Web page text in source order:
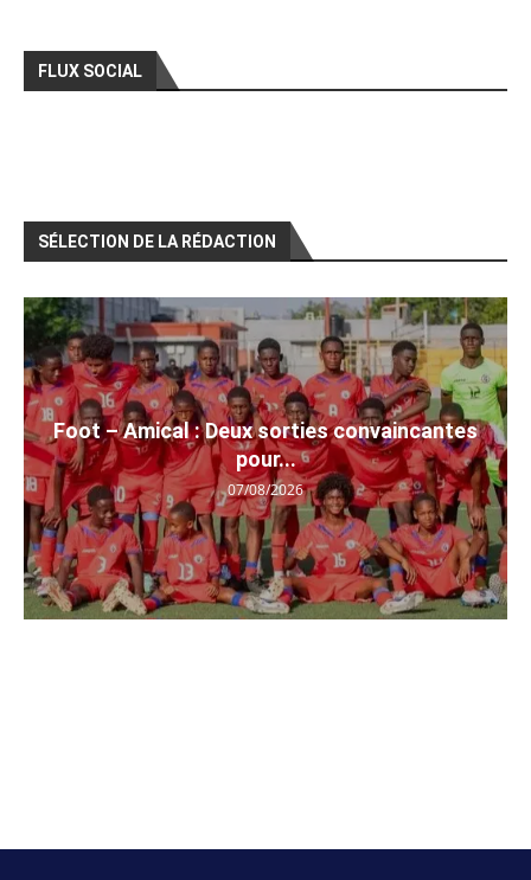
FLUX SOCIAL
SÉLECTION DE LA RÉDACTION
Foot – Amical : Deux sorties convaincantes
pour...
07/08/2026